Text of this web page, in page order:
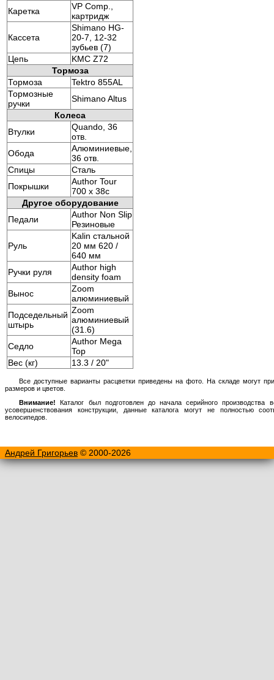
Каретка
VP Comp.,
картридж
Кассета
Shimano HG-
20-7, 12-32
зубьев (7)
Цепь
KMC Z72
Тормоза
Тормоза
Tektro 855AL
Тормозные
ручки
Shimano Altus
Колеса
Втулки
Quando, 36
отв.
Обода
Алюминиевые,
36 отв.
Спицы
Сталь
Покрышки
Author Tour
700 x 38c
Другое оборудование
Педали
Author Non Slip
Резиновые
Руль
Kalin стальной
20 мм 620 /
640 мм
Ручки руля
Author high
density foam
Вынос
Zoom
алюминиевый
Подседельный
штырь
Zoom
алюминиевый
(31.6)
Седло
Author Mega
Top
Вес (кг)
13.3 / 20"
Все доступные варианты расцветки приведены на фото. На складе могут
размеров и цветов.
Внимание!
Каталог был подготовлен до начала серийного производства
усовершенствования конструкции, данные каталога могут не полностью
велосипедов.
Андрей Григорьев © 2000-2026